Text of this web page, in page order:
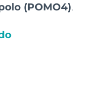
(POMO4).